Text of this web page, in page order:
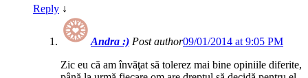
Reply ↓
Andra :) Post author09/01/2014 at 9:05 PM
Zic eu că am învăţat să tolerez mai bine opiniile diferite,